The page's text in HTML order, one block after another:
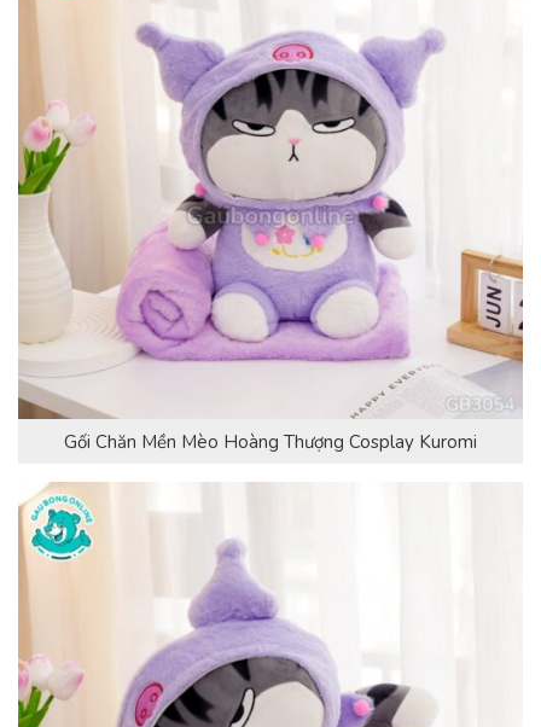
Gối Chăn Mền Mèo Hoàng Thượng Cosplay Kuromi